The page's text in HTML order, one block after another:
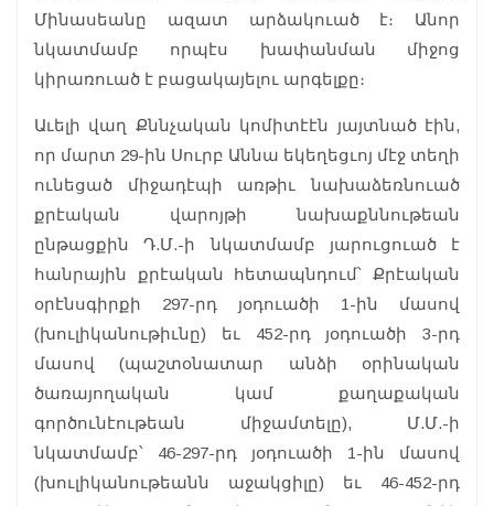
Մինասեանը ազատ արձակուած է։ Անոր
նկատմամբ որպէս խափանման միջոց
կիրառուած է բացակայելու արգելքը։
Աւելի վաղ Քննչական կոմիտէէն յայտնած էին,
որ մարտ 29-ին Սուրբ Աննա եկեղեցւոյ մէջ տեղի
ունեցած միջադէպի առթիւ նախաձեռնուած
քրէական վարոյթի նախաքննութեան
ընթացքին Դ.Մ.-ի նկատմամբ յարուցուած է
հանրային քրէական հետապնդում՝ Քրէական
օրէնսգիրքի 297-րդ յօդուածի 1-ին մասով
(խուլիկանութիւնը) եւ 452-րդ յօդուածի 3-րդ
մասով (պաշտօնատար անձի օրինական
ծառայողական կամ քաղաքական
գործունէութեան միջամտելը), Մ.Մ.-ի
նկատմամբ՝ 46-297-րդ յօդուածի 1-ին մասով
(խուլիկանութեանն աջակցիլը) եւ 46-452-րդ